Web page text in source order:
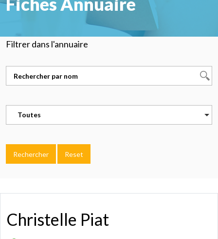
Filtrer dans l'annuaire
Toutes
Rechercher Reset
Christelle Piat